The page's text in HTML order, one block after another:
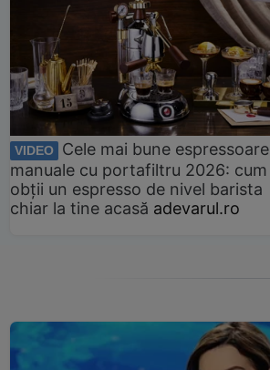
VIDEO
Cele mai bune espressoare
manuale cu portafiltru 2026: cum
obții un espresso de nivel barista
chiar la tine acasă adevarul.ro